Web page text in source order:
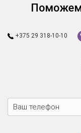
Поможем
+375 29 318-10-10